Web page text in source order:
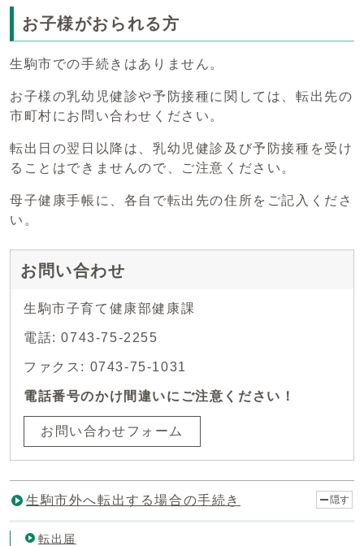
お子様がおられる方
生駒市での手続きはありません。
お子様の乳幼児健診や予防接種に関しては、転出先の
市町村にお問い合わせください。
転出日の翌日以降は、乳幼児健診及び予防接種を受け
ることはできませんので、ご注意ください。
母子健康手帳に、各自で転出先の住所をご記入くださ
い。
お問い合わせ
生駒市子育て健康部健康課
電話: 0743-75-2255
ファクス: 0743-75-1031
電話番号のかけ間違いにご注意ください！
お問い合わせフォーム
生駒市外へ転出する場合の手続き 隠す
転出届